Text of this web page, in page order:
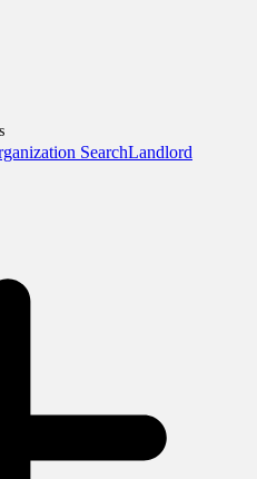
SearchLandlord